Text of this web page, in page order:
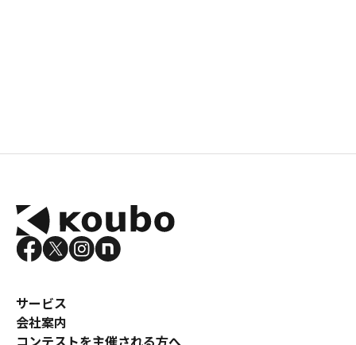
サービス
会社案内
コンテストを主催される方へ